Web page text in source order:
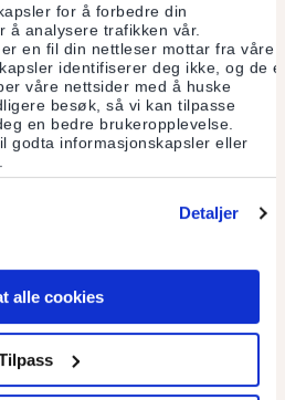
for å forbedre din
å analysere trafikken vår.
en fil din nettleser mottar fra våre
identifiserer deg ikke, og de
våre nettsider med å huske
besøk, så vi kan tilpasse
en bedre brukeropplevelse.
godta informasjonskapsler eller
Detaljer
alle cookies